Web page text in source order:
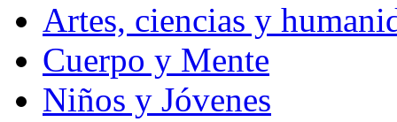
Artes, ciencias y
Cuerpo y Mente
Niños y Jóvenes